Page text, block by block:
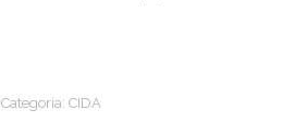
Categoria: CIDA